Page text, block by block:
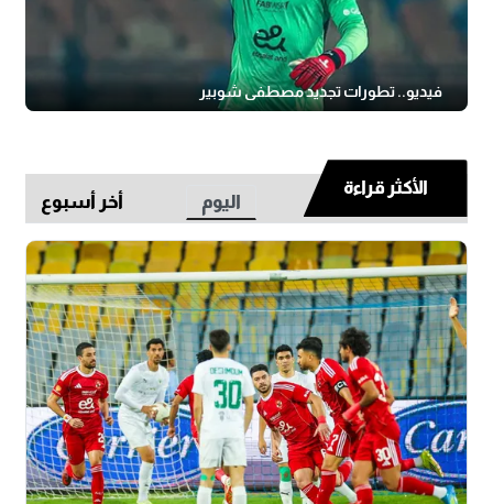
فيديو.. تطورات تجديد مصطفى شوبير
الأكثر قراءة
اليوم أخر أسبوع